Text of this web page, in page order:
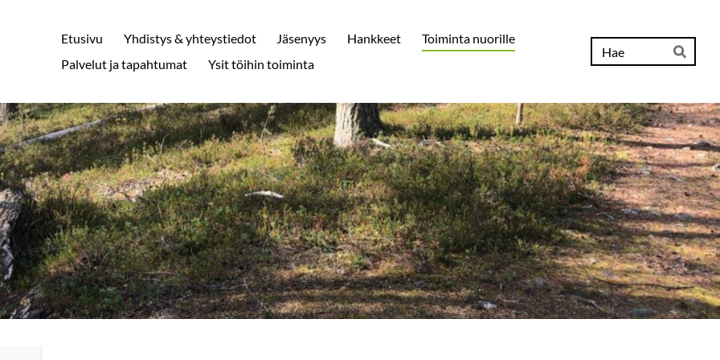
Etusivu Yhdistys & yhteystiedot Jäsenyys Hankkeet
Toiminta nuorille
Palvelut ja tapahtumat
Ysit töihin toiminta Hae